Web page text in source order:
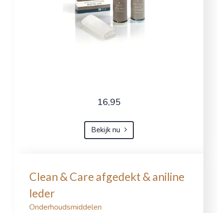
16,95
Bekijk nu
Clean & Care afgedekt & aniline
leder
Onderhoudsmiddelen